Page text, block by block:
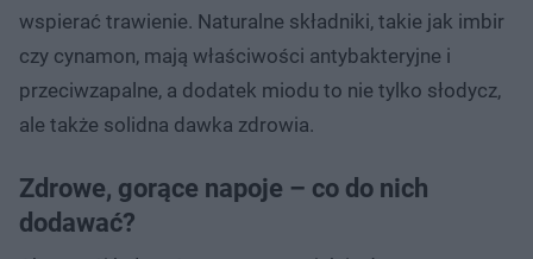
wspierać trawienie. Naturalne składniki, takie jak imbir
czy cynamon, mają właściwości antybakteryjne i
przeciwzapalne, a dodatek miodu to nie tylko słodycz,
ale także solidna dawka zdrowia.
Zdrowe, gorące napoje – co do nich
dodawać?